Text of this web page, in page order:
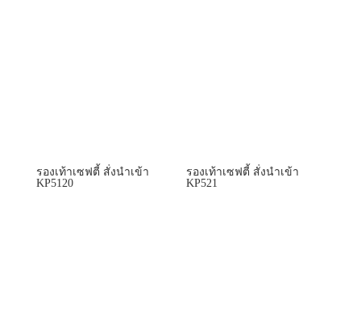
รองเท้าเซฟตี้ สั่งนำเข้า
KP5120
รองเท้าเซฟตี้ สั่งนำเข้า
KP521